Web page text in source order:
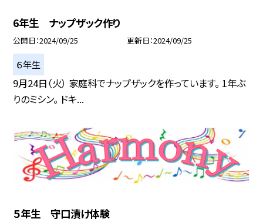
6年生 ナップザック作り
公開日 2024/09/25 更新日 2024/09/25
６年生
9月24日（火） 家庭科でナップザックを作っています。 1年ぶ
りのミシン。 ドキ...
５年生 守口漬け体験